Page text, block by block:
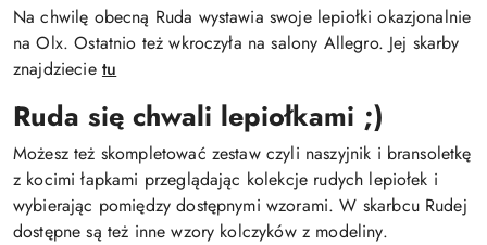
Na chwilę obecną Ruda wystawia swoje lepiołki okazjonalnie
na Olx. Ostatnio też wkroczyła na salony Allegro. Jej skarby
znajdziecie tu
Ruda się chwali lepiołkami ;)
Możesz też skompletować zestaw czyli naszyjnik i bransoletkę
z kocimi łapkami przeglądając kolekcje rudych lepiołek i
wybierając pomiędzy dostępnymi wzorami. W skarbcu Rudej
dostępne są też inne wzory kolczyków z modeliny.